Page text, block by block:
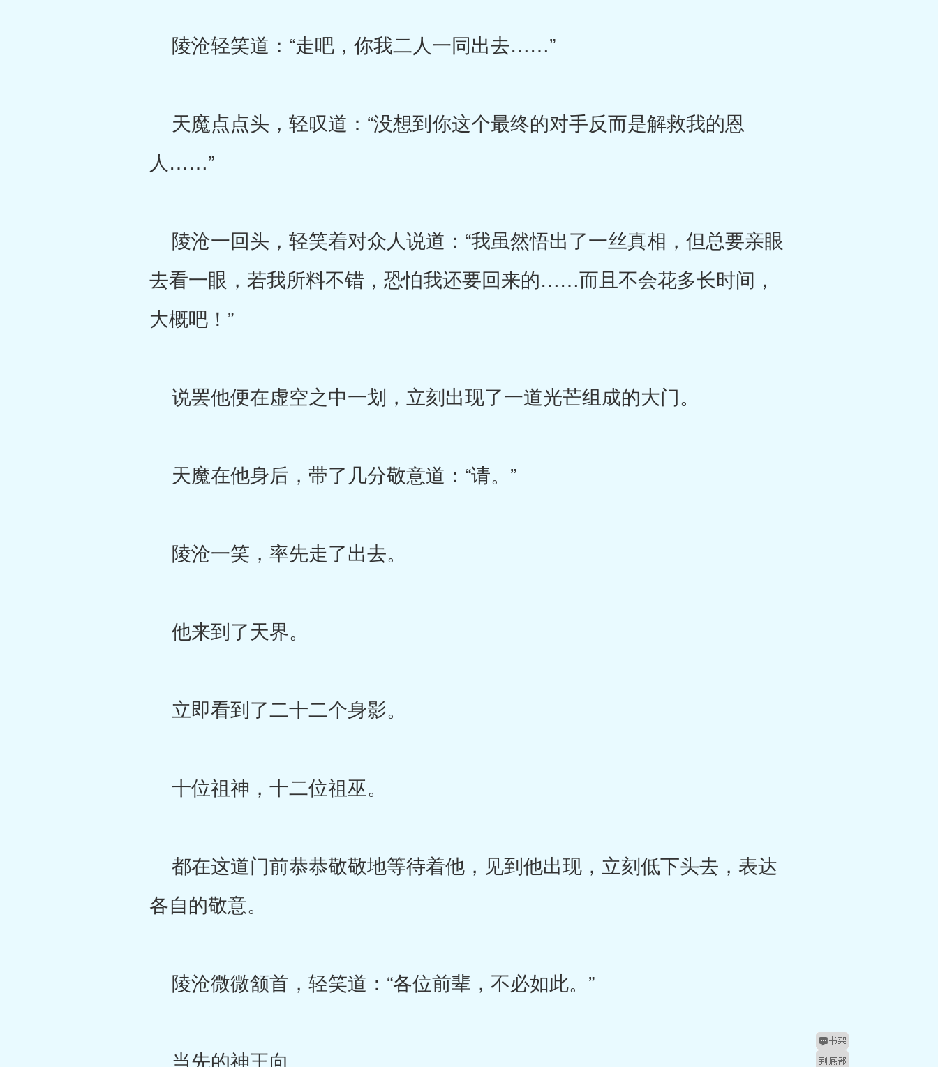
陵沧轻笑道：“走吧，你我二人一同出去……”
天魔点点头，轻叹道：“没想到你这个最终的对手反而是解救我的恩
人……”
陵沧一回头，轻笑着对众人说道：“我虽然悟出了一丝真相，但总要亲眼
去看一眼，若我所料不错，恐怕我还要回来的……而且不会花多长时间，
大概吧！”
说罢他便在虚空之中一划，立刻出现了一道光芒组成的大门。
天魔在他身后，带了几分敬意道：“请。”
陵沧一笑，率先走了出去。
他来到了天界。
立即看到了二十二个身影。
十位祖神，十二位祖巫。
都在这道门前恭恭敬敬地等待着他，见到他出现，立刻低下头去，表达
各自的敬意。
陵沧微微颔首，轻笑道：“各位前辈，不必如此。”
当先的神王向